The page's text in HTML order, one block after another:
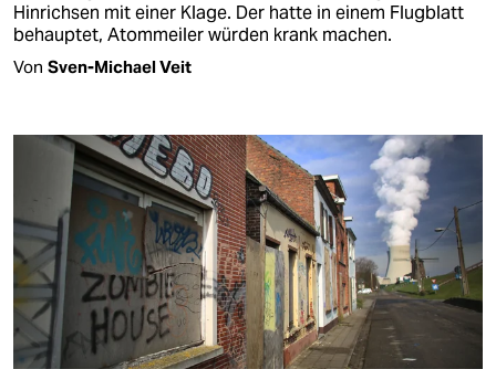
Hinrichsen mit einer Klage. Der hatte in einem Flugblatt
behauptet, Atommeiler würden krank machen.
Von Sven-Michael Veit